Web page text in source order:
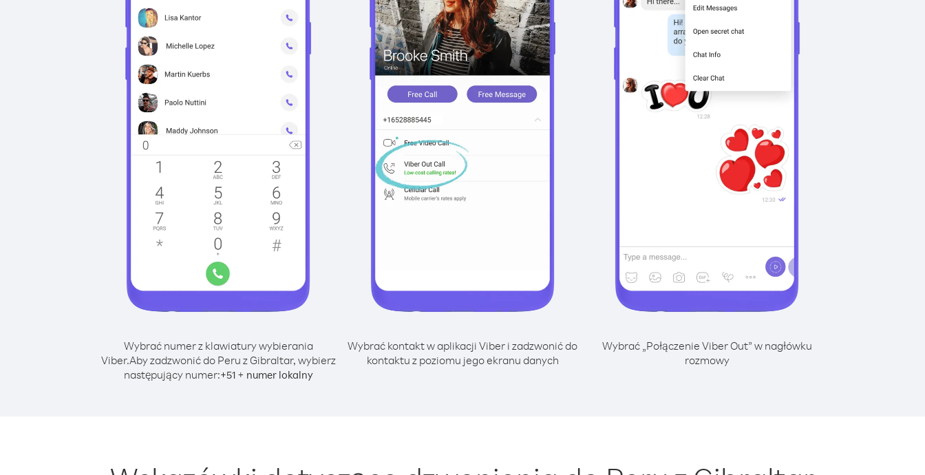
Wybrać numer z klawiatury wybierania
Viber.Aby zadzwonić do Peru z Gibraltar, wybierz
następujący numer:+51+ numer lokalny
Wybrać kontakt w aplikacji Viber i zadzwonić do
kontaktu z poziomu jego ekranu danych
Wybrać „Połączenie Viber Out” w nagłówku
rozmowy